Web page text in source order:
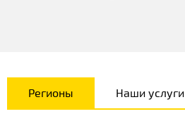
Регионы Наши услуги